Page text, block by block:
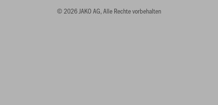
© 2026 JAKO AG, Alle Rechte vorbehalten